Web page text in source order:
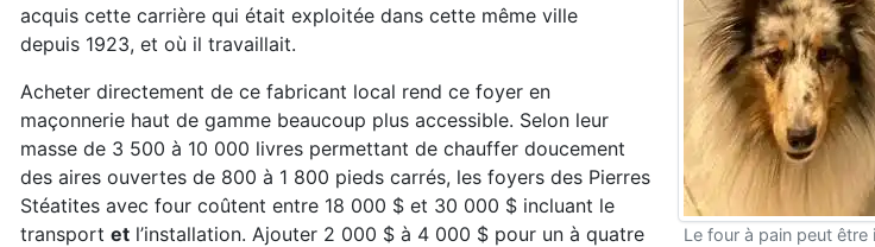
Le four à pain peut être
acquis cette carrière qui était exploitée dans cette même ville
depuis 1923, et où il travaillait.
Acheter directement de ce fabricant local rend ce foyer en
maçonnerie haut de gamme beaucoup plus accessible. Selon leur
masse de 3 500 à 10 000 livres permettant de chauffer doucement
des aires ouvertes de 800 à 1 800 pieds carrés, les foyers des Pierres
Stéatites avec four coûtent entre 18 000 $ et 30 000 $ incluant le
transport et l’installation. Ajouter 2 000 $ à 4 000 $ pour un à quatre